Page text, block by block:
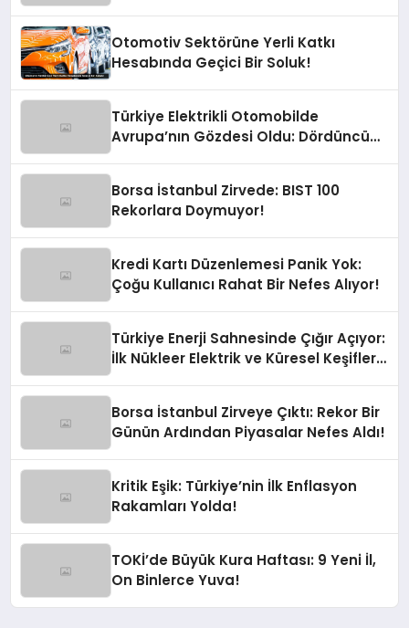
Otomotiv Sektörüne Yerli Katkı
Hesabında Geçici Bir Soluk!
Türkiye Elektrikli Otomobilde
Avrupa’nın Gözdesi Oldu: Dördüncü
Borsa İstanbul Zirvede: BIST 100
Rekorlara Doymuyor!
Kredi Kartı Düzenlemesi Panik Yok:
Çoğu Kullanıcı Rahat Bir Nefes Alıyor!
Türkiye Enerji Sahnesinde Çığır Açıyor:
İlk Nükleer Elektrik ve Küresel Keşifler
Borsa İstanbul Zirveye Çıktı: Rekor Bir
Günün Ardından Piyasalar Nefes Aldı!
Kritik Eşik: Türkiye’nin İlk Enflasyon
Rakamları Yolda!
TOKİ’de Büyük Kura Haftası: 9 Yeni İl,
On Binlerce Yuva!